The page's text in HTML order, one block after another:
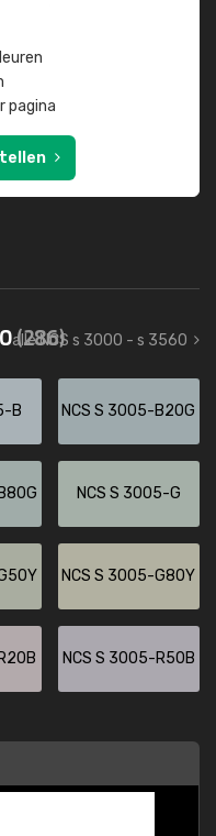
pagina
(286)
alle NCS s 3000 - s 3560
B NCS S 3005-B20G
NCS S 3005-G
NCS S 3005-G80Y
NCS S 3005-R50B